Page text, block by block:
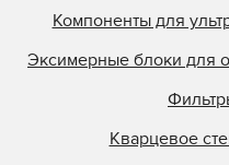
Компоненты для
Эксимерные блоки для
Кварцевое